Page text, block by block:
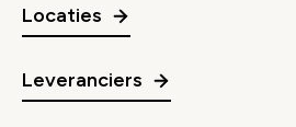
Locaties
Leveranciers